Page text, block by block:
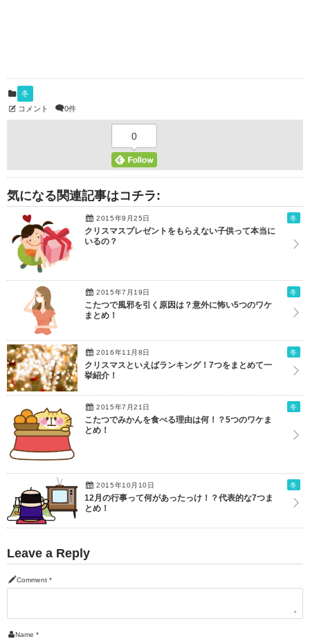
冬
コメント
0件
0
気になる関連記事はコチラ:
2015年9月25日 冬
クリスマスプレゼントをもらえない子供って本当に
いるの？
2015年7月19日 冬
こたつで風邪を引く原因は？意外に怖い5つのワケ
まとめ！
2016年11月8日 冬
クリスマスといえばランキング！7つをまとめて一
挙紹介！
2015年7月21日 冬
こたつでみかんを食べる理由は何！？5つのワケま
とめ！
2015年10月10日 冬
12月の行事って何があったっけ！？代表的な7つま
とめ！
Leave a Reply
Comment *
Name *